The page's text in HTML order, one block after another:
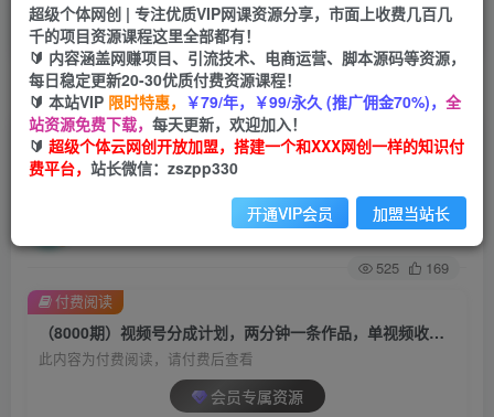
挂机
项目
脚本卡密
APP下载
GO
首页 创业课程 会员专属 正文
（8000期）视频号分成计划，两分钟一条作品，
单视频收益300+
关注 私信
525 169
（8000期）视频号分成计划，两分钟一条作品，单视频收益300+
此内容为付费阅读，请付费后查看
会员专属资源
付费阅读
超级个体网创 | 专注优质VIP网课资源分享，市面上收费几百几
千的项目资源课程这里全部都有！
🔰 内容涵盖网赚项目、引流技术、电商运营、脚本源码等资源，
每日稳定更新20-30优质付费资源课程！
🔰 本站VIP 限时特惠， ￥79/年，￥99/永久 (推广佣金70%)， 全
站资源免费下载， 每天更新，欢迎加入！
🔰 超级个体云网创开放加盟，搭建一个和XXX网创一样的知识付
费平台， 站长微信：zszpp330
开通VIP会员 加盟当站长